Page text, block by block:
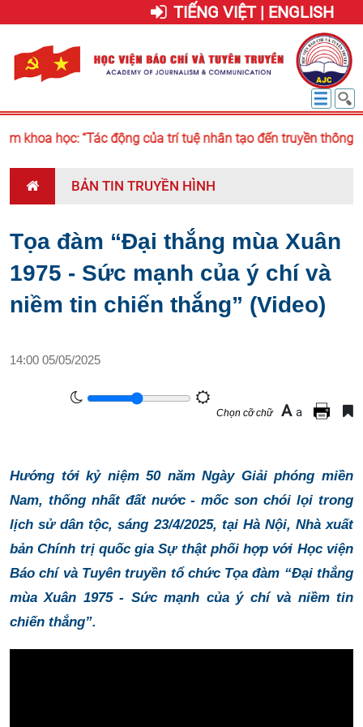
TIẾNG VIỆT | ENGLISH
khoa học: “Tác động của trí tuệ nhân tạo đến truyền thông
BẢN TIN TRUYỀN HÌNH
Tọa đàm “Đại thắng mùa Xuân
1975 - Sức mạnh của ý chí và
niềm tin chiến thắng” (Video)
14:00 05/05/2025
Chọn cỡ chữ A a
Hướng tới kỷ niệm 50 năm Ngày Giải phóng miền
Nam, thống nhất đất nước - mốc son chói lọi trong
lịch sử dân tộc, sáng 23/4/2025, tại Hà Nội, Nhà xuất
bản Chính trị quốc gia Sự thật phối hợp với Học viện
Báo chí và Tuyên truyền tổ chức Tọa đàm “Đại thắng
mùa Xuân 1975 - Sức mạnh của ý chí và niềm tin
chiến thắng”.